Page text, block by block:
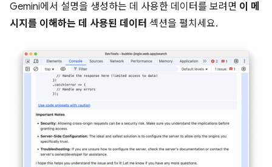
Gemini에서 설명을 생성하는 데 사용한 데이터를 보려면 이 메
시지를 이해하는 데 사용된 데이터 섹션을 펼치세요.